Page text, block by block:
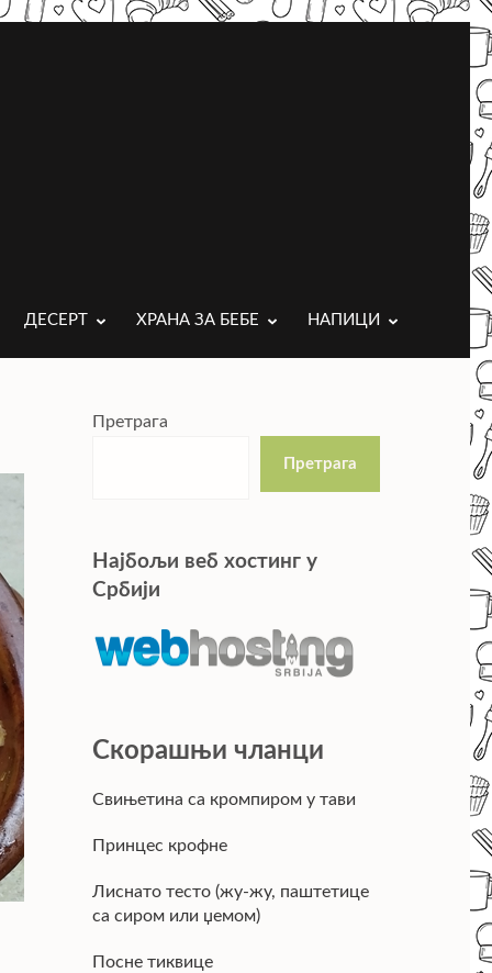
ДЕСЕРТ ХРАНА ЗА БЕБЕ НАПИЦИ
Претрага
Претрага
Најбољи веб хостинг у
Србији
Скорашњи чланци
Свињетина са кромпиром у тави
Принцес крофне
Лиснато тесто (жу-жу, паштетице
са сиром или џемом)
Посне тиквице